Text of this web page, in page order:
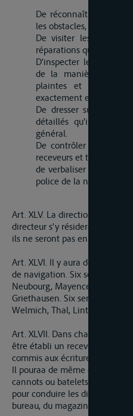
De réconnaître par
les obstacles, que la
De visiter les chemins
réparations qu’ils
D’inspecter les bureaux
de la manière dont le
plaintes et s’aasurer
exactement et
De dresser sur tous
détaillés qu’ils
général.
De contrôler et vérifier
receveurs et toutes leurs
de verbaliser sur toutes
police de la navigation
Art. XLV. La direction générale
directeur s’y résidera
ils ne seront pas en tournée.
Art. XLVI. Il y aura douze
de navigation. Six seront sur la
Neubourg, Mayence,
Griethausen. Six seront sur la
Welmich, Thal, Lintz,
Art. XLVII. Dans chacun de ces
être établi un receveur, un
commis aux écritures.
Il pouraa de même être
cannots ou batelets pour les
pour conduire les dits cannots
bureau, du magazin et les